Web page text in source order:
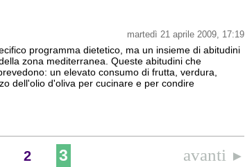
martedì 21 aprile 2009, 17:19
programma dietetico, ma un insieme di abitudini
zona mediterranea. Queste abitudini che
un elevato consumo di frutta, verdura,
dell'olio d'oliva per cucinare e per condire
2 3 avanti ►